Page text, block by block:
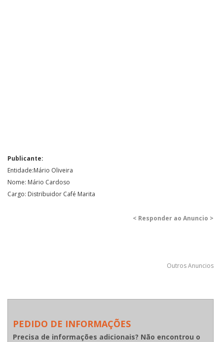
Publicante:
Entidade:Mário Oliveira
Nome: Mário Cardoso
Cargo: Distribuidor Café Marita
< Responder ao Anuncio >
Outros Anuncios
PEDIDO DE INFORMAÇÕES
Precisa de informações adicionais? Não encontrou o